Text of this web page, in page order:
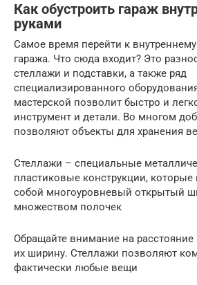
Как обустроить гараж
руками
Самое время перейти к внутреннему
гаража. Что сюда входит? Это
стеллажи и подставки, а также ряд
специализированного
мастерской позволит быстро и
инструмент и детали. Во многом
позволяют объекты для хранения
Стеллажи – специальные
пластиковые конструкции, которые
собой многоуровневый открытый
множеством полочек
Обращайте внимание на
их ширину. Стеллажи позволяют
фактически любые вещи